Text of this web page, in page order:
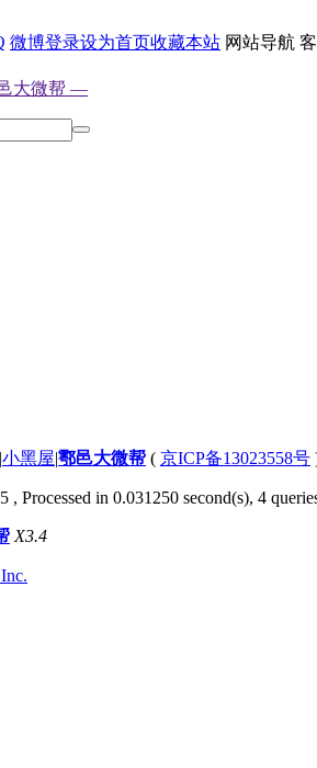
微博登录设为首页收藏本站 网站导航
大微帮 —
|小黑屋|鄠邑大微帮 ( 京ICP备13023558号
, Processed in 0.031250 second(s), 4
X3.4